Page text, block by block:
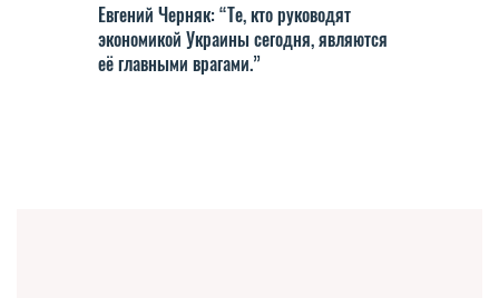
Евгений Черняк: “Те, кто руководят
экономикой Украины сегодня, являются
её главными врагами.”